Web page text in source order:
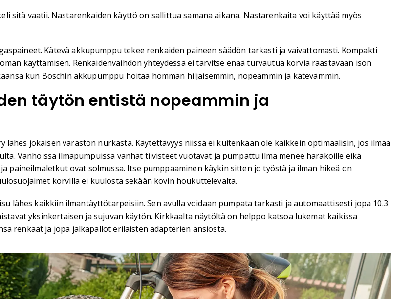
sitä vaatii. Nastarenkaiden käyttö on sallittua samana aikana. Nastarenkaita voi käyttää myös
Kätevä akkupumppu tekee renkaiden paineen säädön tarkasti ja vaivattomasti. Kompakti
käyttämisen. Renkaidenvaihdon yhteydessä ei tarvitse enää turvautua korvia raastavaan ison
kun Boschin akkupumppu hoitaa homman hiljaisemmin, nopeammin ja kätevämmin.
täytön entistä nopeammin ja
jokaisen varaston nurkasta. Käytettävyys niissä ei kuitenkaan ole kaikkein optimaalisin, jos ilmaa
Vanhoissa ilmapumpuissa vanhat tiivisteet vuotavat ja pumpattu ilma menee harakoille eikä
paineilmaletkut ovat solmussa. Itse pumppaaminen käykin sitten jo työstä ja ilman hikeä on
korvilla ei kuulosta sekään kovin houkuttelevalta.
lähes kaikkiin ilmantäyttötarpeisiin. Sen avulla voidaan pumpata tarkasti ja automaattisesti jopa 10.3
yksinkertaisen ja sujuvan käytön. Kirkkaalta näytöltä on helppo katsoa lukemat kaikissa
renkaat ja jopa jalkapallot erilaisten adapterien ansiosta.